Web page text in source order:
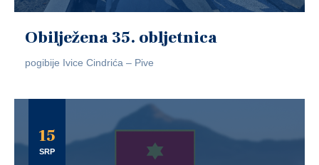
Obilježena 35. obljetnica
pogibije Ivice Cindrića – Pive
15
SRP